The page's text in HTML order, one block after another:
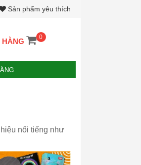
Sản phẩm yêu thích
HÀNG 0
nổi tiếng như